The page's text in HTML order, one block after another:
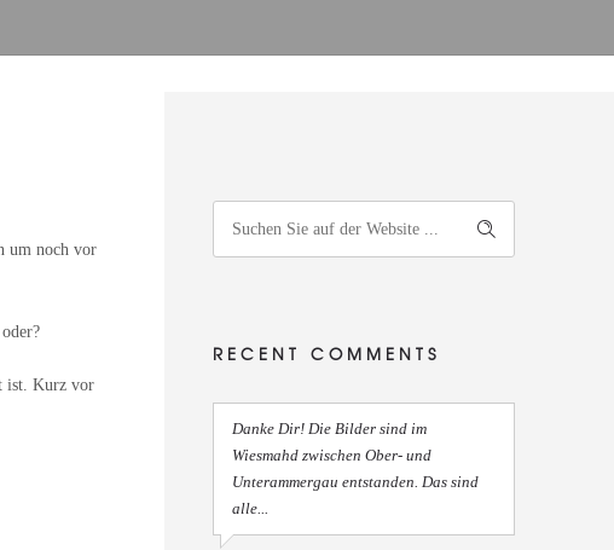
um noch vor
ist. Kurz vor
RECENT COMMENTS
Danke Dir! Die Bilder sind im
Wiesmahd zwischen Ober- und
Unterammergau entstanden. Das sind
alle...